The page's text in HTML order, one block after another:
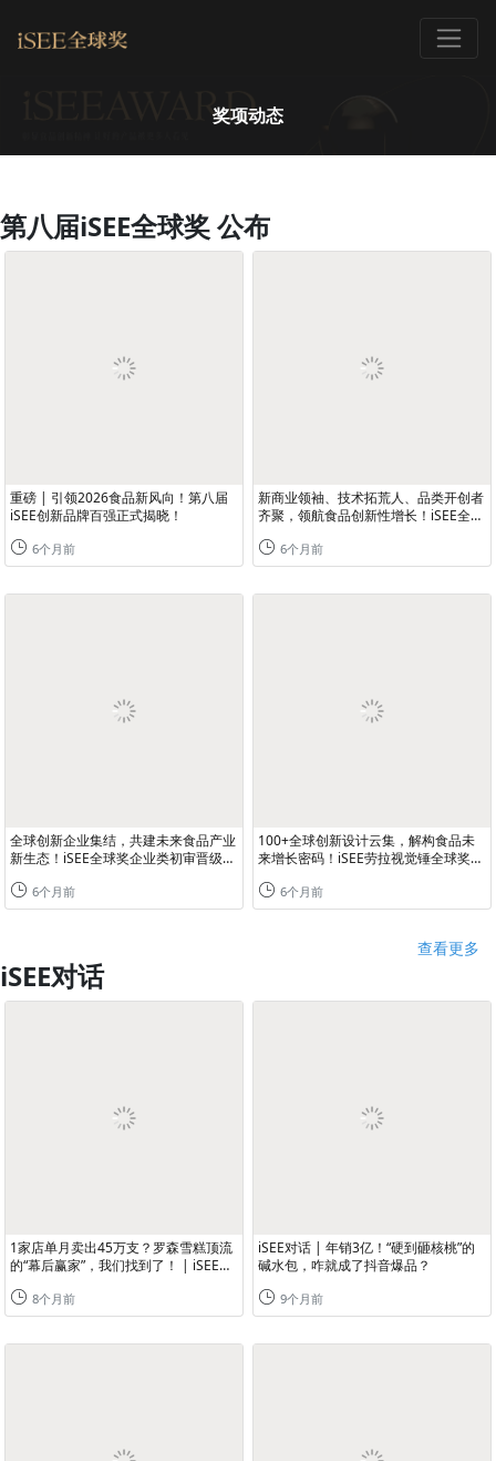
奖项动态
第八届iSEE全球奖 公布
重磅 | 引领2026食品新风向！第八届
iSEE创新品牌百强正式揭晓！
6个月前
新商业领袖、技术拓荒人、品类开创者
齐聚，领航食品创新性增长！iSEE全球
6个月前
全球创新企业集结，共建未来食品产业
新生态！iSEE全球奖企业类初审晋级名
6个月前
100+全球创新设计云集，解构食品未
来增长密码！iSEE劳拉视觉锤全球奖初
6个月前
查看更多
iSEE对话
1家店单月卖出45万支？罗森雪糕顶流
的“幕后赢家”，我们找到了！ | iSEE对
8个月前
iSEE对话 | 年销3亿！“硬到砸核桃”的
碱水包，咋就成了抖音爆品？
9个月前